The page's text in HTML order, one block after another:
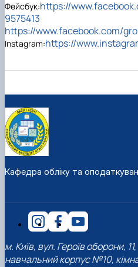
Фейсбук:https://
9575413
https://www.facebook.com/
Instagram:https://
Кафедра обліку та
м. Київ, вул. Героїв оборони, 11,
навчальний корпус №10,